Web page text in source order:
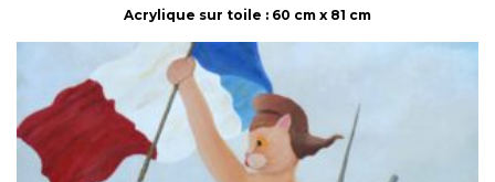
Acrylique sur toile : 60 cm x 81 cm